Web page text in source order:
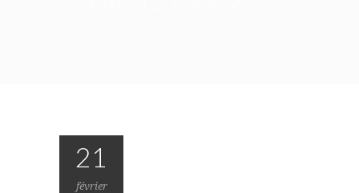
21
février